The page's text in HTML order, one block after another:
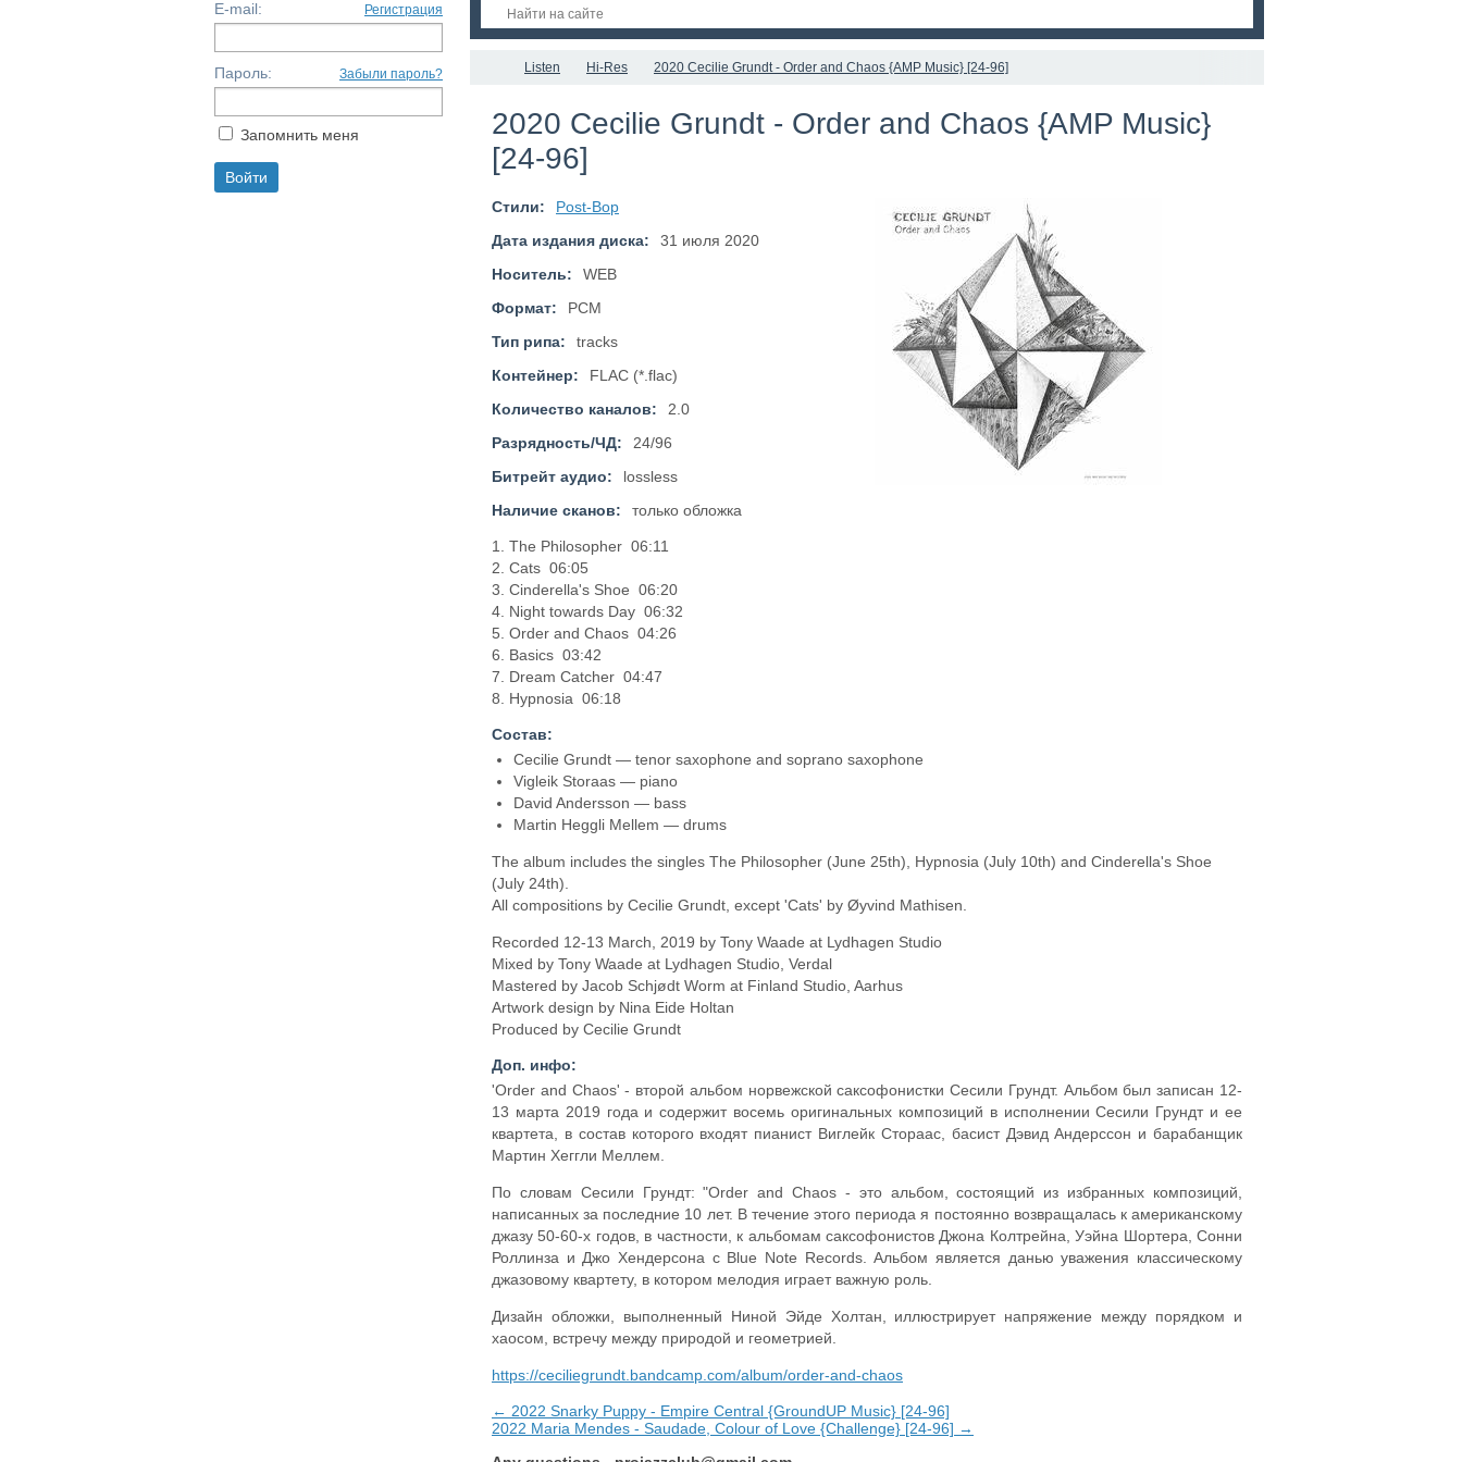
Listen Hi-Res 2020 Cecilie Grundt - Order and Chaos {AMP Music} [24-96]
2020 Cecilie Grundt - Order and Chaos {AMP Music}
[24-96]
Стили:
Post-Bop
Дата издания диска:
31 июля 2020
Носитель:
WEB
Формат:
PCM
Тип рипа:
tracks
Контейнер:
FLAC (*.flac)
Количество каналов:
2.0
Разрядность/ЧД:
24/96
Битрейт аудио:
lossless
Наличие сканов:
только обложка
1. The Philosopher 06:11
2. Cats 06:05
3. Cinderella's Shoe 06:20
4. Night towards Day 06:32
5. Order and Chaos 04:26
6. Basics 03:42
7. Dream Catcher 04:47
8. Hypnosia 06:18
Состав:
Cecilie Grundt — tenor saxophone and soprano saxophone
Vigleik Storaas — piano
David Andersson — bass
Martin Heggli Mellem — drums
The album includes the singles The Philosopher (June 25th), Hypnosia (July 10th) and Cinderella's Shoe
(July 24th).
All compositions by Cecilie Grundt, except 'Cats' by Øyvind Mathisen.
Recorded 12-13 March, 2019 by Tony Waade at Lydhagen Studio
Mixed by Tony Waade at Lydhagen Studio, Verdal
Mastered by Jacob Schjødt Worm at Finland Studio, Aarhus
Artwork design by Nina Eide Holtan
Produced by Cecilie Grundt
Доп. инфо:
'Order and Chaos' - второй альбом норвежской саксофонистки Сесили Грундт. Альбом был записан 12-
13 марта 2019 года и содержит восемь оригинальных композиций в исполнении Сесили Грундт и ее
квартета, в состав которого входят пианист Виглейк Стораас, басист Дэвид Андерссон и барабанщик
Мартин Хеггли Меллем.
По словам Сесили Грундт: "Order and Chaos - это альбом, состоящий из избранных композиций,
написанных за последние 10 лет. В течение этого периода я постоянно возвращалась к американскому
джазу 50-60-х годов, в частности, к альбомам саксофонистов Джона Колтрейна, Уэйна Шортера, Сонни
Роллинза и Джо Хендерсона с Blue Note Records. Альбом является данью уважения классическому
джазовому квартету, в котором мелодия играет важную роль.
Дизайн обложки, выполненный Ниной Эйде Холтан, иллюстрирует напряжение между порядком и
хаосом, встречу между природой и геометрией.
https://ceciliegrundt.bandcamp.com/album/order-and-chaos
← 2022 Snarky Puppy - Empire Central {GroundUP Music} [24-96]
2022 Maria Mendes - Saudade, Colour of Love {Challenge} [24-96] →
E-mail: Регистрация
Пароль: Забыли пароль?
Запомнить меня